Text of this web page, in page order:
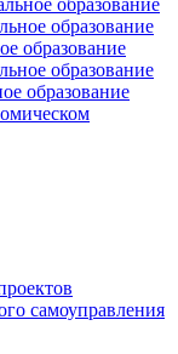
образование
образование
образование
образование
самоуправления